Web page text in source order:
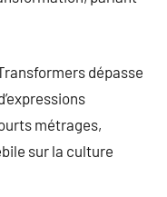
dépasse
métrages,
sur la culture